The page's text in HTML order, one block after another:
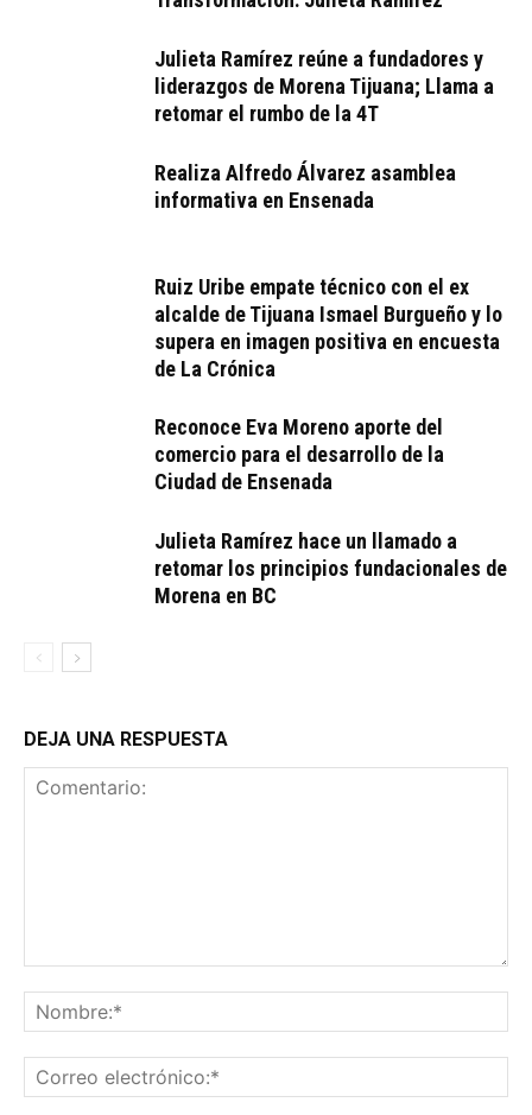
Julieta Ramírez reúne a fundadores y
liderazgos de Morena Tijuana; Llama a
retomar el rumbo de la 4T
Realiza Alfredo Álvarez asamblea
informativa en Ensenada
Ruiz Uribe empate técnico con el ex
alcalde de Tijuana Ismael Burgueño y lo
supera en imagen positiva en encuesta
de La Crónica
Reconoce Eva Moreno aporte del
comercio para el desarrollo de la
Ciudad de Ensenada
Julieta Ramírez hace un llamado a
retomar los principios fundacionales de
Morena en BC
DEJA UNA RESPUESTA